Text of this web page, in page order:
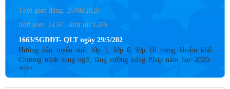
Hướng dẫn tuyển sinh lớp 1, lớp 6, lớp 10 trong khuôn khổ
Chương trình song ngữ, tăng cường tiếng Pháp năm học 2020-
2021
Thời gian đăng: 26/06/2020